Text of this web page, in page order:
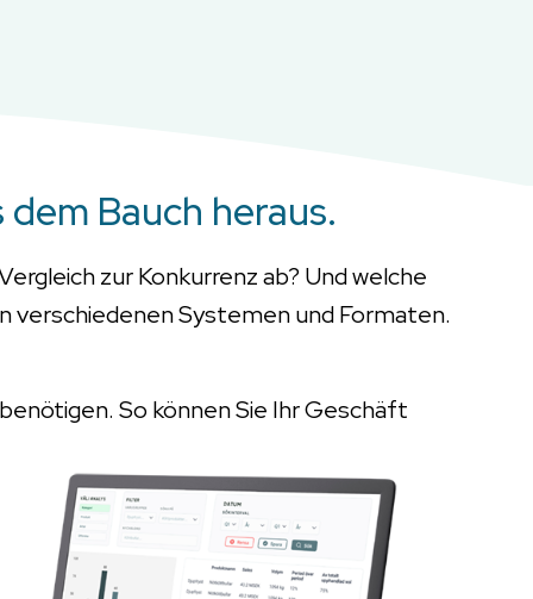
Bauch heraus.
zur Konkurrenz ab? Und welche
verschiedenen Systemen und Formaten.
So können Sie Ihr Geschäft